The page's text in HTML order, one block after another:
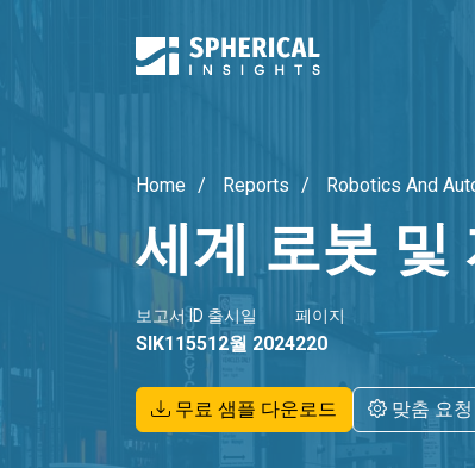
Home Reports Robotics And
세계 로봇 및
보고서 ID
SIK1155
출시일
12월 2024
페이지
220
무료 샘플 다운로드 맞춤 요청